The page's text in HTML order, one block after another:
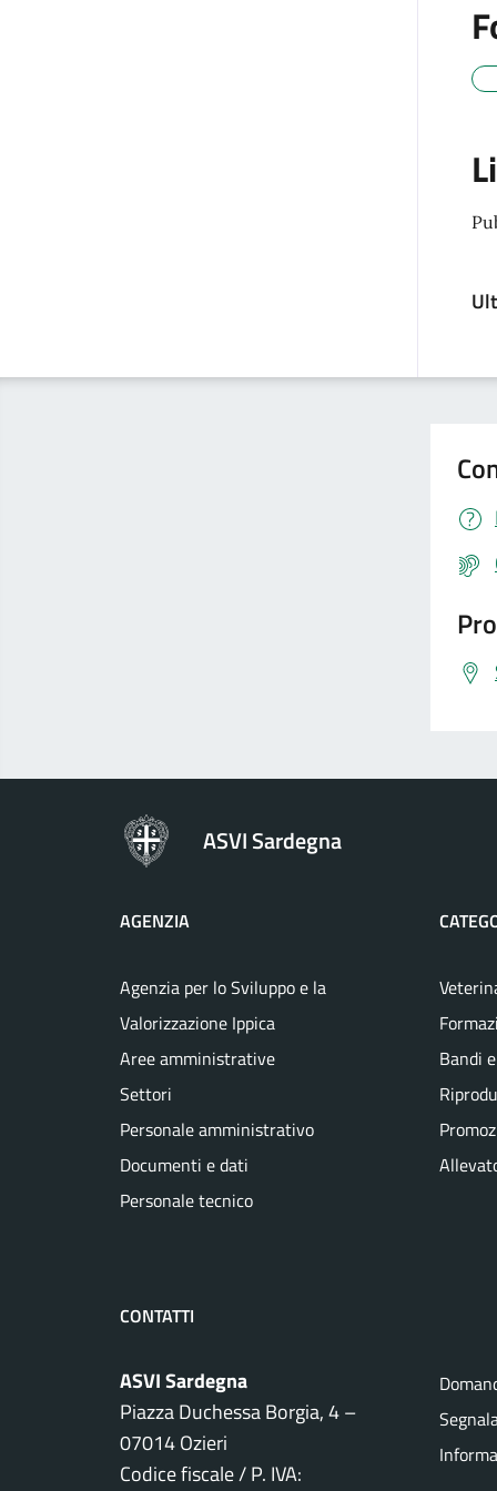
ASVI Sardegna
AGENZIA
Agenzia per lo Sviluppo e la
Valorizzazione Ippica
Aree amministrative
Settori
Personale amministrativo
Documenti e dati
Personale tecnico
Bandi
CONTATTI
ASVI Sardegna
Piazza Duchessa Borgia, 4 –
07014 Ozieri
Codice fiscale / P. IVA: